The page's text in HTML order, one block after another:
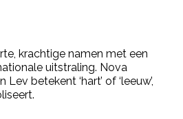
krachtige namen met een
uitstraling. Nova
Lev betekent ‘hart’ of ‘leeuw’,